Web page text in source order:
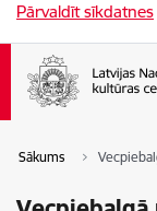
Pārvaldīt sīkdatnes
Sākums